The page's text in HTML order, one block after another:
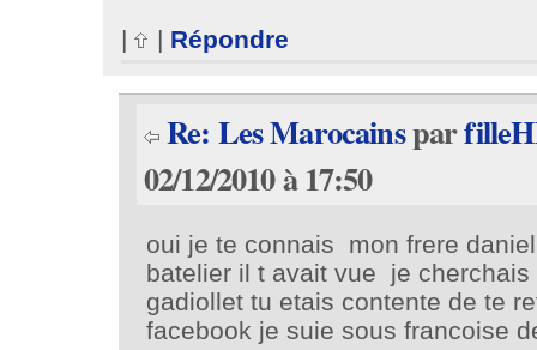
|
| Répondre
Re: Les Marocainspar
02/12/2010 à 17:50
oui je te connais mon frere
batelier il t avait vue je cherchais
gadiollet tu etais contente de te
facebook je suie sous francoise